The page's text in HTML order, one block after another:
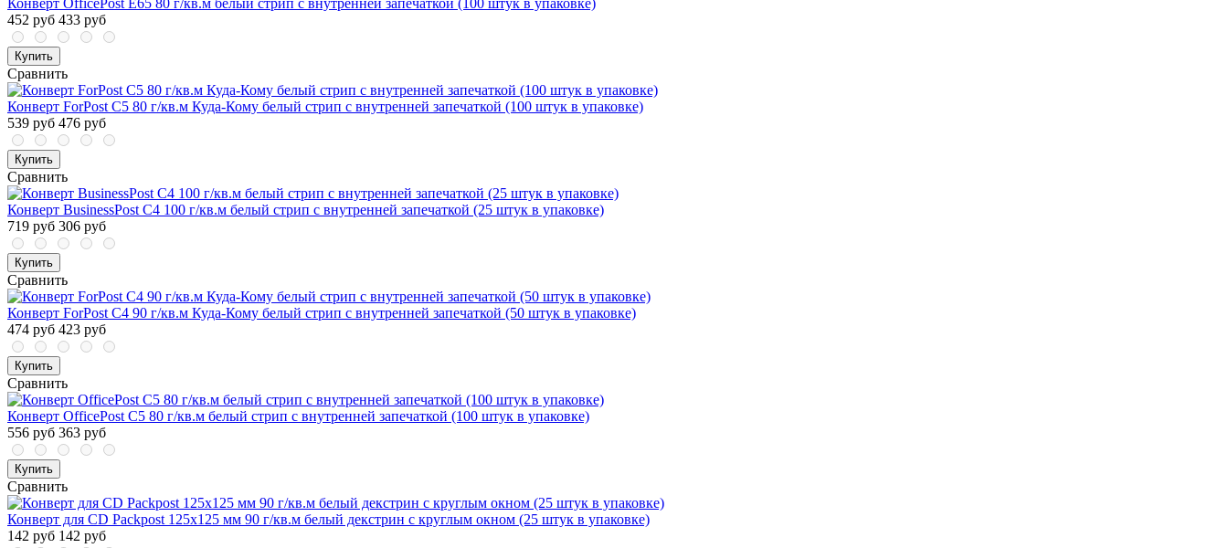
Конверт OfficePost E65 80 г/кв.м белый стрип с внутренней запечаткой (100 штук в упаковке)
452 руб 433 руб
Купить
Сравнить
Конверт ForPost С5 80 г/кв.м Куда-Кому белый стрип с внутренней запечаткой (100 штук в упаковке)
539 руб 476 руб
Купить
Сравнить
Конверт BusinessPost C4 100 г/кв.м белый стрип с внутренней запечаткой (25 штук в упаковке)
719 руб 306 руб
Купить
Сравнить
Конверт ForPost C4 90 г/кв.м Куда-Кому белый стрип с внутренней запечаткой (50 штук в упаковке)
474 руб 423 руб
Купить
Сравнить
Конверт OfficePost С5 80 г/кв.м белый стрип с внутренней запечаткой (100 штук в упаковке)
556 руб 363 руб
Купить
Сравнить
Конверт для CD Packpost 125x125 мм 90 г/кв.м белый декстрин с круглым окном (25 штук в упаковке)
142 руб 142 руб